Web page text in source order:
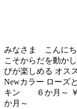
みなさま こんにち
こそからだを動か
びが楽しめる オス
Newカラー ローズ
キン ６か月～
か月～ ￥